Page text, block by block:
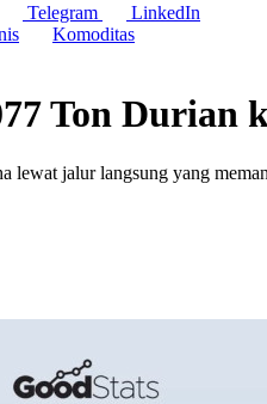
Telegram
LinkedIn
Komoditas
Ton
lewat jalur langsung yang